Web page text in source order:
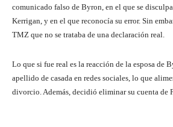
comunicado falso de Byron, en el que se
Kerrigan, y en el que reconocía su error. Sin
TMZ que no se trataba de una declaración real.
Lo que si fue real es la reacción de la esposa de
apellido de casada en redes sociales, lo que
divorcio. Además, decidió eliminar su cuenta de